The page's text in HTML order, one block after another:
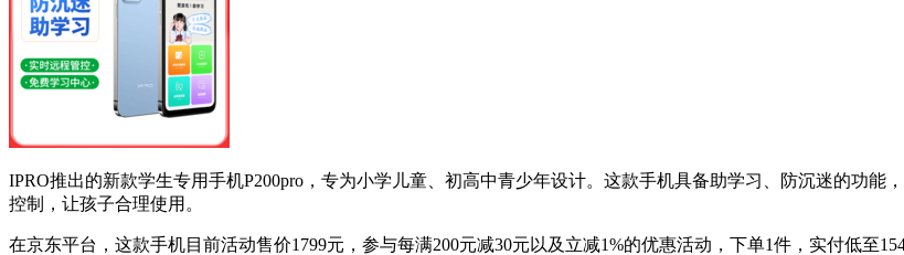
IPRO推出的新款学生专用手机P200pro，专为小学儿童、初高中青少年设计。这款手机具备助学习、防沉迷的功能
控制，让孩子合理使用。
在京东平台，这款手机目前活动售价1799元，参与每满200元减30元以及立减1%的优惠活动，下单1件，实付低至